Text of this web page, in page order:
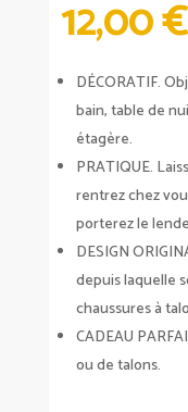
12,00€
DÉCORATIF.
bain, table de
étagère.
PRATIQUE.
rentrez chez
porterez le
DESIGN
depuis laquelle
chaussures à
CADEAU
ou de talons.